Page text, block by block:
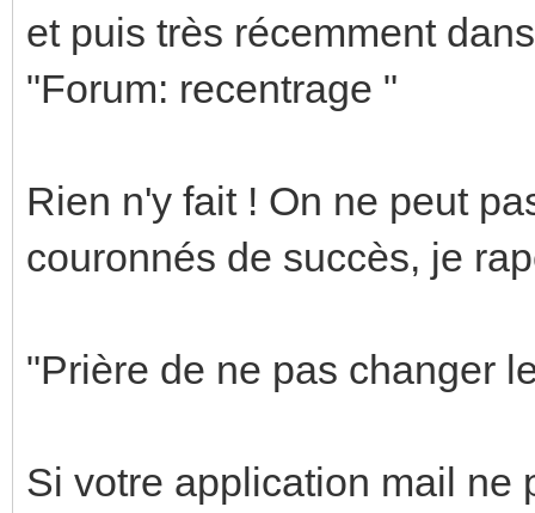
et puis très récemment dans
"Forum: recentrage "
Rien n'y fait ! On ne peut
couronnés de succès, je
"Prière de ne pas changer
Si votre application mail ne